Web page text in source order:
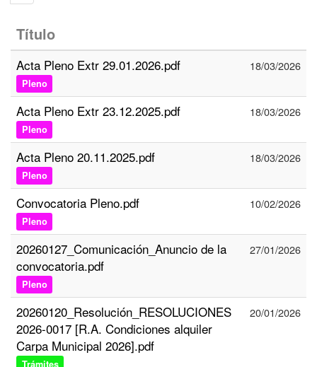
Título
Acta Pleno Extr 29.01.2026.pdf
Pleno
18/03/2026
Acta Pleno Extr 23.12.2025.pdf
Pleno
18/03/2026
Acta Pleno 20.11.2025.pdf
Pleno
18/03/2026
Convocatoria Pleno.pdf
Pleno
10/02/2026
20260127_Comunicación_Anuncio de la
convocatoria.pdf
Pleno
27/01/2026
20260120_Resolución_RESOLUCIONES
2026-0017 [R.A. Condiciones alquiler
Carpa Municipal 2026].pdf
Trámites
20/01/2026